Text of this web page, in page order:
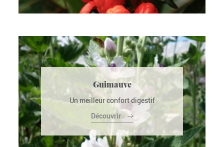
Guimauve
Un meilleur confort digestif
Découvrir